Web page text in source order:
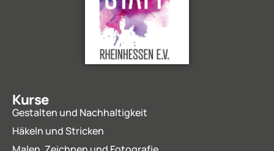
Kurse
Gestalten und Nachhaltigkeit
Häkeln und Stricken